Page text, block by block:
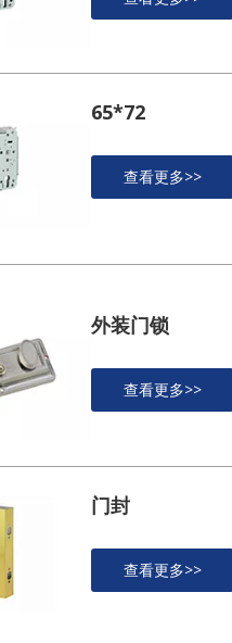
65*72
查看更多>>
外装门锁
查看更多>>
门封
查看更多>>